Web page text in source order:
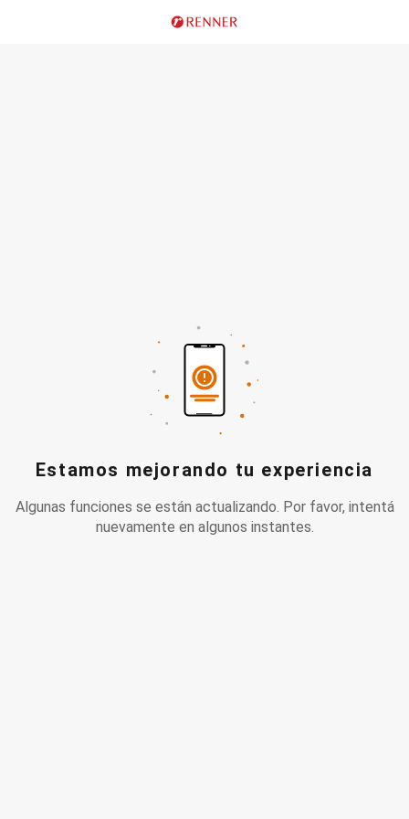
Estamos mejorando tu experiencia
Algunas funciones se están actualizando. Por favor, intentá
nuevamente en algunos instantes.